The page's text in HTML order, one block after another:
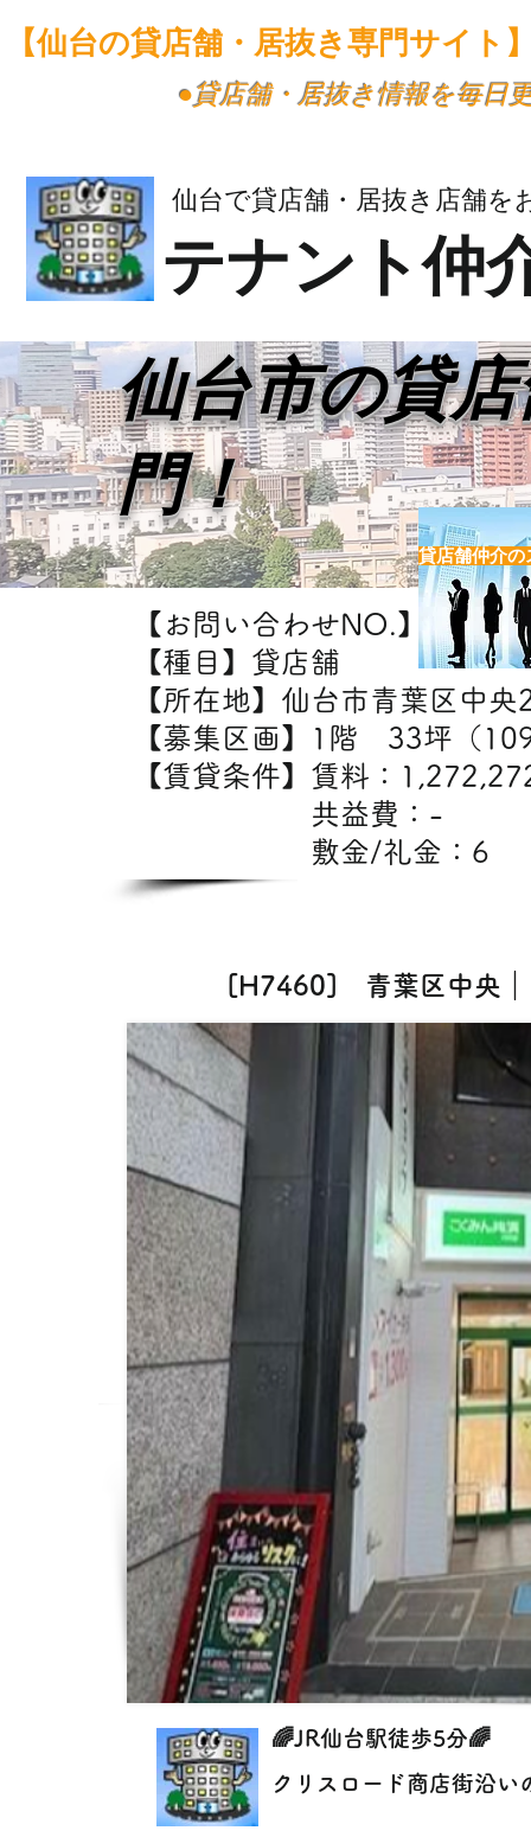
【仙台の貸店舗・居抜き専門サイト
​●貸店舗・居抜き情報を毎日
仙台で貸店舗・居抜き店舗を
テナント仲
【お問い合わせNO.】H7460
【種目】貸店舗
【所在地】仙台市青葉区中央
【募集区画】1階 33坪（
【賃貸条件】賃料：
共益費
敷金/礼金：6
[H7460] 青葉区中央
🌈JR仙台駅徒歩5分🌈
クリスロード商店街沿い
仙台市の貸
門！
貸店舗仲介の